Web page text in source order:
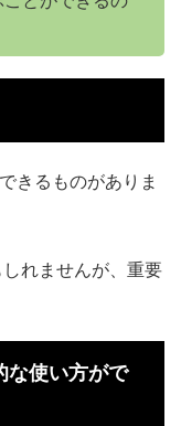
きるものがありま
れませんが、重要
な使い方がで